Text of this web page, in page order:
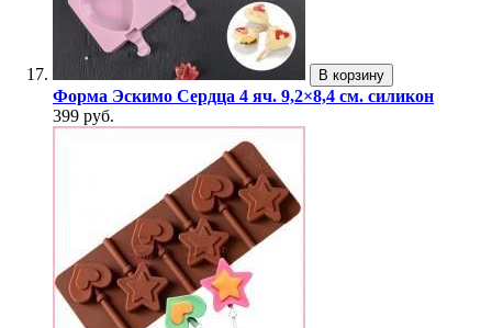
В корзину
Форма Эскимо Сердца 4 яч. 9,2×8,4 см. силикон
399 руб.